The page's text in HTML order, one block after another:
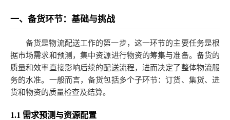
一、备货环节：基础与挑战
备货是物流配送工作的第一步，这一环节的主要任务是根
据市场需求和预测，集中资源进行物资的筹集与准备。备货的
质量和效率直接影响后续的配送流程，进而决定了整体物流服
务的水准。一般而言，备货包括多个子环节：订货、集货、进
货和物资的质量检查及结算。
1.1 需求预测与资源配置